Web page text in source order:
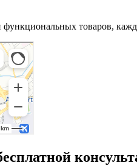
функциональных товаров,